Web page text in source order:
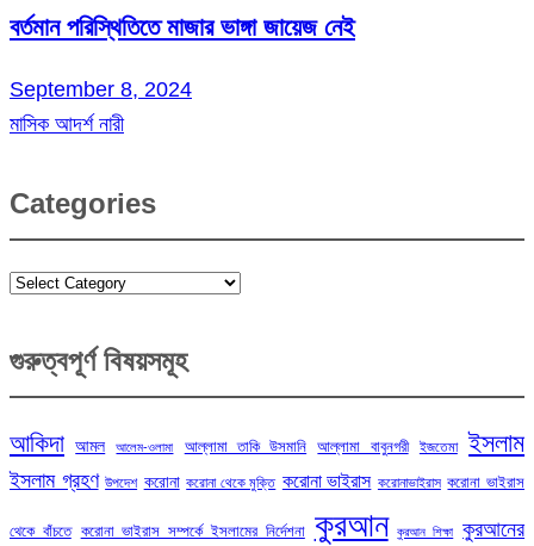
বর্তমান পরিস্থিতিতে মাজার ভাঙ্গা জায়েজ নেই
September 8, 2024
মাসিক আদর্শ নারী
Categories
Categories
গুরুত্বপূর্ণ বিষয়সমূহ
আকিদা আমল আলেম-ওলামা আল্লামা তাকি উসমানি আল্লামা বাবুনগরী ইজতেমা ইসলাম
ইসলাম গ্রহণ উপদেশ করোনা করোনা থেকে মুক্তি করোনা ভাইরাস করোনাভাইরাস করোনা ভাইরাস
থেকে বাঁচতে করোনা ভাইরাস সম্পর্কে ইসলামের নির্দেশনা কুরআন কুরআন শিক্ষা কুরআনের